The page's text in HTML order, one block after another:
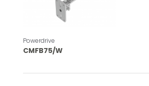
Powerdrive
CMFB75/W